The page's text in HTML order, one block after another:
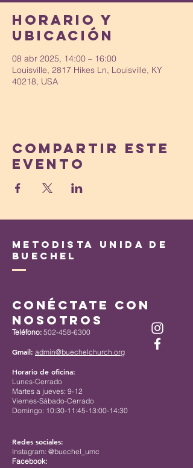
Horario y
ubicación
08 abr 2025, 14:00 – 16:00
Louisville, 2817 Hikes Ln, Louisville, KY
40218, USA
Compartir este
evento
Metodista Unida de
Buechel
Conéctate con
nosotros
Teléfono: 502-458-6300
Gmail: admin@buechelchurch.org
Horario de oficina:
Lunes-Cerrado
Martes a jueves: 9-12
Viernes-Sábado-Cerrado
Domingo: 10:30-11:45-13:00-14:30
Redes sociales:
Instagram: @buechel_umc
Facebook: